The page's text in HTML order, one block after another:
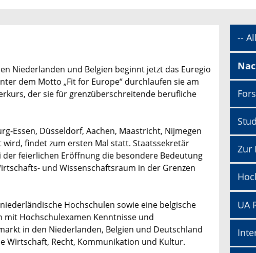
Niederlanden und Belgien beginnt jetzt das Euregio
dem Motto „Fit for Europe“ durchlaufen sie am
der sie für grenzüberschreitende berufliche
Essen, Düsseldorf, Aachen, Maastricht, Nijmegen
findet zum ersten Mal statt. Staatssekretär
feierlichen Eröffnung die besondere Bedeutung
und Wissenschaftsraum in der Grenzen
Hochschulen sowie eine belgische
Hochschulexamen Kenntnisse und
in den Niederlanden, Belgien und Deutschland
Wirtschaft, Recht, Kommunikation und Kultur.
--
Zur
UA